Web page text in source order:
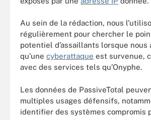
Au sein de la rédaction, nous
régulièrement pour chercher le
potentiel d’assaillants lorsque nous
qu’une cyberattaque est survenue,
avec des services tels qu’Onyphe.
Les données de PassiveTotal
multiples usages défensifs,
identifier des systèmes compromis